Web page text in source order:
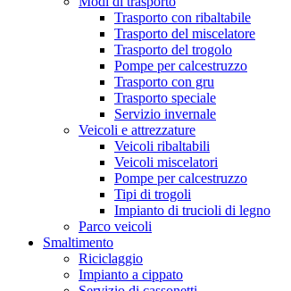
Trasporto con ribaltabile
Trasporto del miscelatore
Trasporto del trogolo
Pompe per calcestruzzo
Trasporto con gru
Trasporto speciale
Servizio invernale
Veicoli e attrezzature
Veicoli ribaltabili
Veicoli miscelatori
Pompe per calcestruzzo
Tipi di trogoli
Impianto di trucioli di legno
Parco veicoli
Smaltimento
Riciclaggio
Impianto a cippato